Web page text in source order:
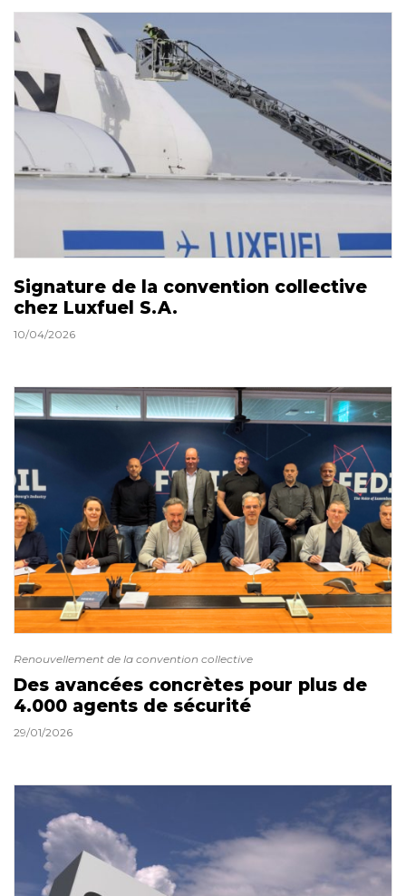
Signature de la convention collective
chez Luxfuel S.A.
10/04/2026
Renouvellement de la convention collective
Des avancées concrètes pour plus de
4.000 agents de sécurité
29/01/2026